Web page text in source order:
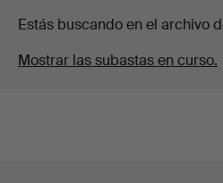
Estás buscando en el archivo
Mostrar las subastas en curso.